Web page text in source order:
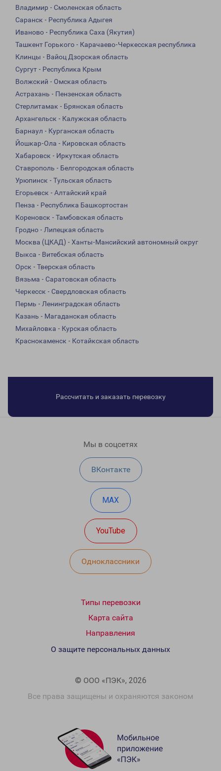
Владимир - Смоленская область
Саранск - Республика Адыгея
Иваново - Республика Саха (Якутия)
Ташкент Горького - Карачаево-Черкесская республика
Клинцы - Вайоц Дзорская область
Сургут - Республика Крым
Волжский - Омская область
Астрахань - Пензенская область
Стерлитамак - Брянская область
Архангельск - Калужская область
Барнаул - Курганская область
Йошкар-Ола - Кировская область
Хабаровск - Иркутская область
Ставрополь - Белгородская область
Урюпинск - Тульская область
Егорьевск - Алтайский край
Пенза - Республика Башкортостан
Кореновск - Тамбовская область
Гродно - Липецкая область
Москва (ЦКАД) - Ханты-Мансийский автономный округ
Выкса - Витебская область
Орск - Тверская область
Вязьма - Саратовская область
Черкесск - Свердловская область
Пермь - Ленинградская область
Казань - Магаданская область
Михайловка - Курская область
Краснокаменск - Котайкская область
Рассчитать и заказать перевозку
Мы в соцсетях
ВКонтакте
MAX
YouTube
Одноклассники
Типы перевозки
Карта сайта
Направления
© ООО «ПЭК», 2026
Все права защищены и охраняются законом
О защите персональных данных